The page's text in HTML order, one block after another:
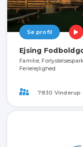
Se profil
Ejsing
Familie,
Ferielejlighed
7830 Vinderup